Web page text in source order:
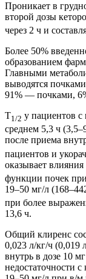
Проникает в
второй дозы
через 2 ч и
Более 50%
образованием
Главными
выводятся
91% — почками,
T1/2 у пациентов с
среднем 5,3 ч
после приема
пациентов и
оказывает
функции почек
19–50 мг/л
при более
13,6 ч.
Общий клиренс
0,023 л/кг/ч
внутрь в дозе 10
недостаточности